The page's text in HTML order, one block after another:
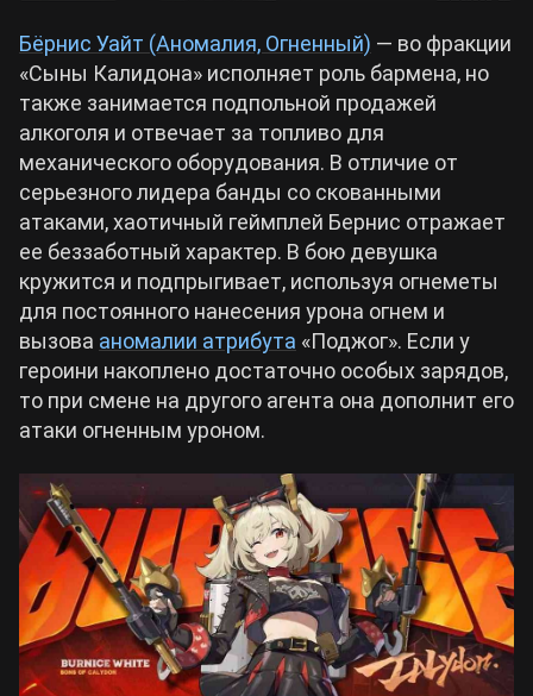
Бёрнис Уайт (Аномалия, Огненный) — во фракции
«Сыны Калидона» исполняет роль бармена, но
также занимается подпольной продажей
алкоголя и отвечает за топливо для
механического оборудования. В отличие от
серьезного лидера банды со скованными
атаками, хаотичный геймплей Бернис отражает
ее беззаботный характер. В бою девушка
кружится и подпрыгивает, используя огнеметы
для постоянного нанесения урона огнем и
вызова аномалии атрибута «Поджог». Если у
героини накоплено достаточно особых зарядов,
то при смене на другого агента она дополнит его
атаки огненным уроном.